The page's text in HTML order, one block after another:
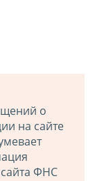
о
на сайте
сайта ФНС